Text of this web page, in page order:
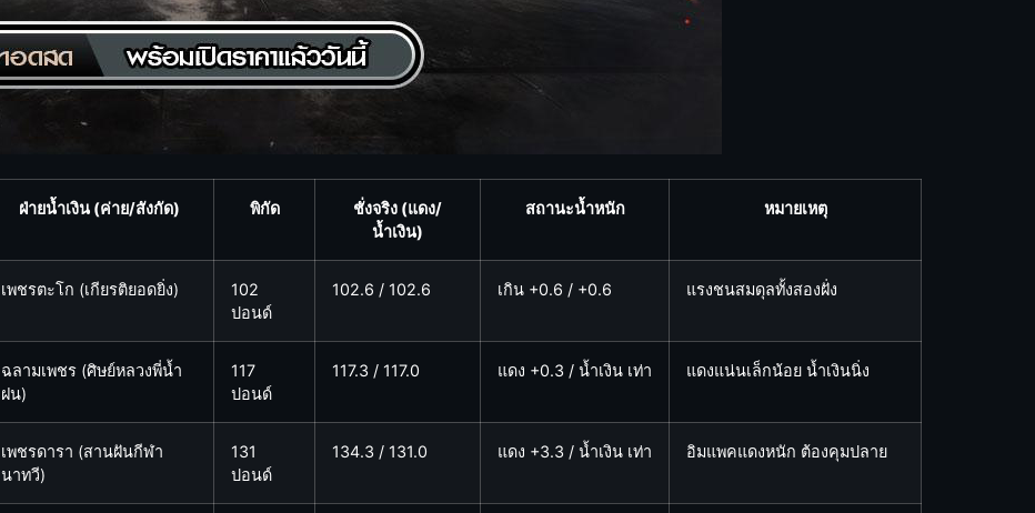
ฝ่ายน้ำเงิน (ค่าย/สังกัด) พิกัด
ชั่งจริง (แดง/
น้ำเงิน)
สถานะน้ำหนัก หมายเหตุ
เพชรตะโก (เกียรติยอดยิ่ง)
102
ปอนด์
102.6 / 102.6 เกิน +0.6 / +0.6 แรงชนสมดุลทั้งสองฝั่ง
ฉลามเพชร (ศิษย์หลวงพี่น้ำ
ฝน)
117
ปอนด์
117.3 / 117.0 แดง +0.3 / น้ำเงิน เท่า แดงแน่นเล็กน้อย น้ำเงินนิ่ง
เพชรดารา (สานฝันกีฬา
นาทวี)
131
ปอนด์
134.3 / 131.0 แดง +3.3 / น้ำเงิน เท่า อิมแพคแดงหนัก ต้องคุมปลาย